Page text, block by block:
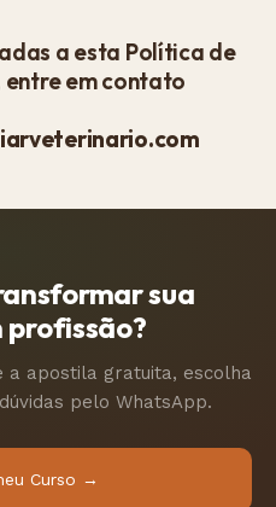
a esta Política de
em contato
sua
profissão?
a apostila gratuita, escolha
pelo WhatsApp.
Curso →